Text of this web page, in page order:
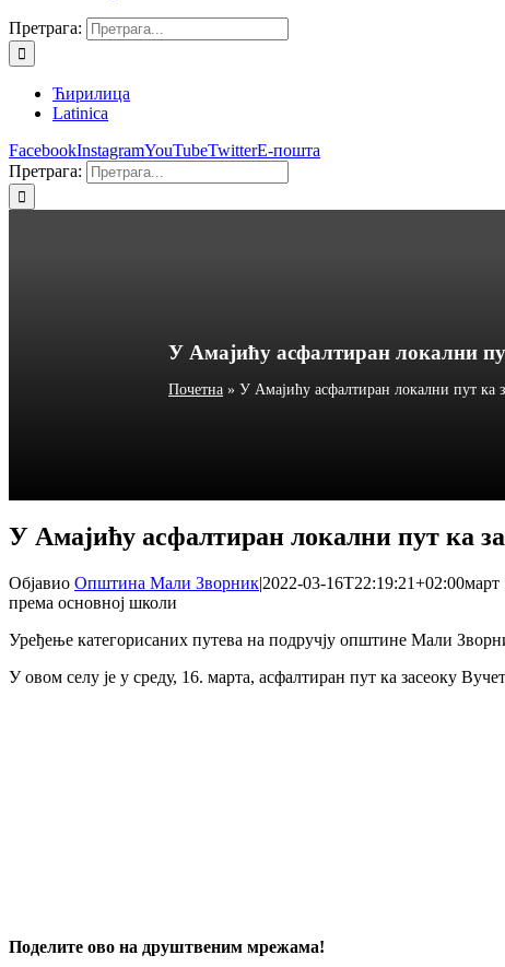
Претрага:
Ћирилица
Latinica
FacebookInstagramYouTubeTwitterЕ-пошта
Претрага:
У Амајићу асфалтиран локални
Почетна »У Амајићу асфалтиран локални пут ка
У Амајићу асфалтиран локални пут ка
Објавио Општина Мали Зворник|2022-03-16T22:19:21+02:00март
према основној школи
Уређење категорисаних путева на подручју општине Мали
У овом селу је у среду, 16. марта, асфалтиран пут ка засеоку
Поделите ово на друштвеним мрежама!